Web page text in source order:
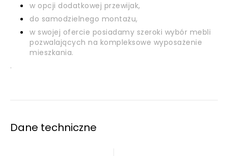
w opcji dodatkowej przewijak,
do samodzielnego montażu,
w swojej ofercie posiadamy szeroki wybór mebli
pozwalających na kompleksowe wyposażenie
mieszkania.
.
Dane techniczne